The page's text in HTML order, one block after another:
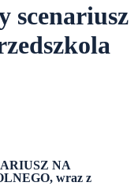
scenariusz
NA
wraz z